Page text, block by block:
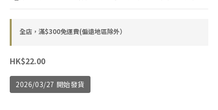
全店，滿$300免運費(偏遠地區除外）
HK$22.00
2026/03/27 開始發貨